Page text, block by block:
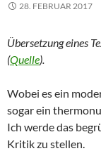
28. FEBRUAR 2017
Übersetzung eines
(Quelle).
Wobei es ein
sogar ein
Ich werde das
Kritik zu stellen.